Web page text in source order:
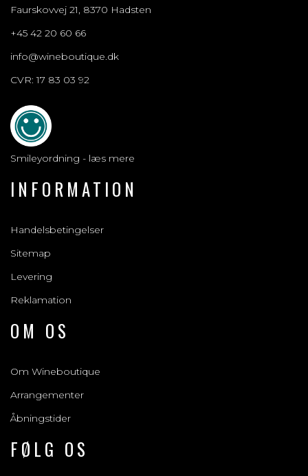
Faurskovvej 21, 8370 Hadsten
+45 42 20 60 66
info@wineboutique.dk
CVR: 17 83 03 92
Smileyordning - læs mere
INFORMATION
Handelsbetingelser
Sitemap
Levering
Reklamation
OM OS
Om Wineboutique
Arrangementer
Åbningstider
FØLG OS